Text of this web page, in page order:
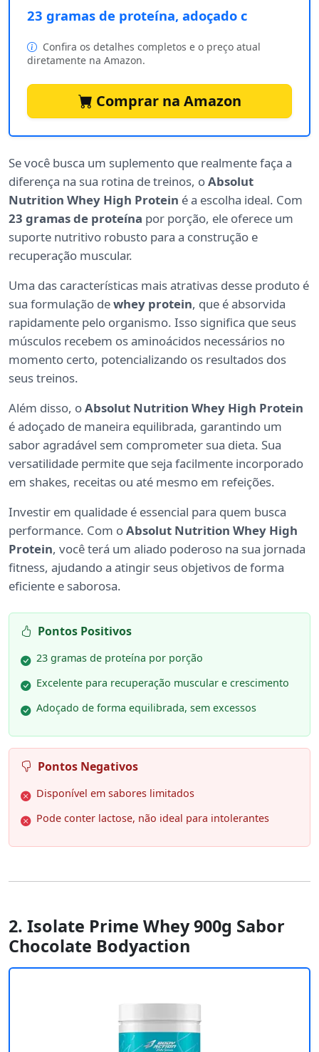
23 gramas de proteína, adoçado c
Confira os detalhes completos e o preço atual
diretamente na Amazon.
Comprar na Amazon
Se você busca um suplemento que realmente faça a
diferença na sua rotina de treinos, oAbsolut
Nutrition Whey High Protein é a escolha ideal. Com
23 gramas de proteína por porção, ele oferece um
suporte nutritivo robusto para a construção e
recuperação muscular.
Uma das características mais atrativas desse produto é
sua formulação dewhey protein, que é absorvida
rapidamente pelo organismo. Isso significa que seus
músculos recebem os aminoácidos necessários no
momento certo, potencializando os resultados dos
seus treinos.
Além disso, oAbsolut Nutrition Whey High Protein
é adoçado de maneira equilibrada, garantindo um
sabor agradável sem comprometer sua dieta. Sua
versatilidade permite que seja facilmente incorporado
em shakes, receitas ou até mesmo em refeições.
Investir em qualidade é essencial para quem busca
performance. Com oAbsolut Nutrition Whey High
Protein, você terá um aliado poderoso na sua jornada
fitness, ajudando a atingir seus objetivos de forma
eficiente e saborosa.
Pontos Positivos
23 gramas de proteína por porção
Excelente para recuperação muscular e crescimento
Adoçado de forma equilibrada, sem excessos
Pontos Negativos
Disponível em sabores limitados
Pode conter lactose, não ideal para intolerantes
2. Isolate Prime Whey 900g Sabor
Chocolate Bodyaction